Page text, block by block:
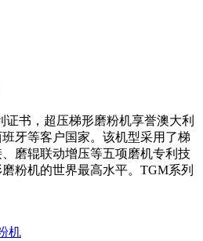
证书，超压梯形磨粉机享誉澳大利
牙等客户国家。该机型采用了梯
磨辊联动增压等五项磨机专利技
粉机的世界最高水平。TGM系列